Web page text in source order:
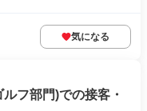
気になる
フ部門)での接客・